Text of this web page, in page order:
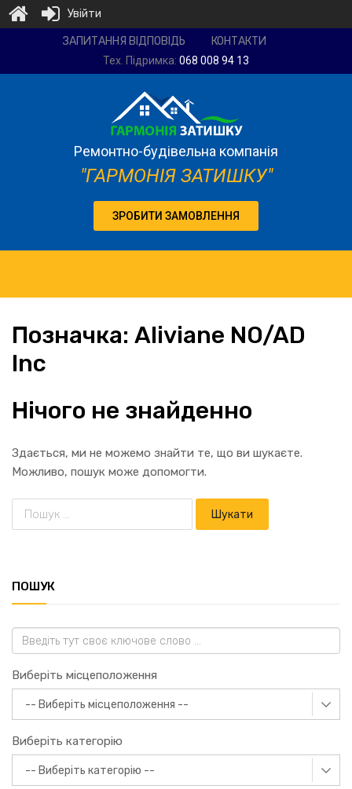
компанія
ЗАПИТАННЯ ВІДПОВІДЬ КОНТАКТИ
Тех. Підримка: 068 008 94 13
Ремонтно-будівельна компанія
"ГАРМОНІЯ ЗАТИШКУ"
ЗРОБИТИ ЗАМОВЛЕННЯ
Позначка: Aliviane NO/AD
Inc
Нічого не знайденно
Здається, ми не можемо знайти те, що ви шукаєте.
Можливо, пошук може допомогти.
ПОШУК
Виберіть місцеположення
Виберіть категорію
Увійти